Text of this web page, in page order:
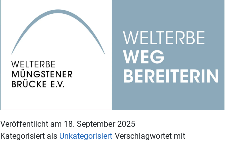
Veröffentlicht am 18. September 2025
Kategorisiert als Unkategorisiert Verschlagwortet mit